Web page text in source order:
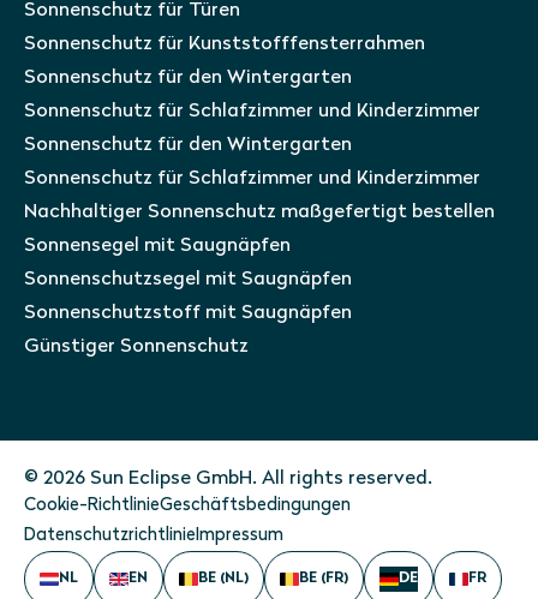
Sonnenschutz für Türen
Sonnenschutz für Kunststofffensterrahmen
Sonnenschutz für den Wintergarten
Sonnenschutz für Schlafzimmer und Kinderzimmer
Sonnenschutz für den Wintergarten
Sonnenschutz für Schlafzimmer und Kinderzimmer
Nachhaltiger Sonnenschutz maßgefertigt bestellen
Sonnensegel mit Saugnäpfen
Sonnenschutzsegel mit Saugnäpfen
Sonnenschutzstoff mit Saugnäpfen
Günstiger Sonnenschutz
© 2026 Sun Eclipse GmbH. All rights reserved.
Cookie-RichtlinieGeschäftsbedingungen
DatenschutzrichtlinieImpressum
NL EN BE (NL) BE (FR) DE FR